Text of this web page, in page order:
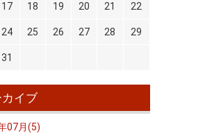
17 18 19 20 21 22
24 25 26 27 28 29
31
イブ
07月(5)